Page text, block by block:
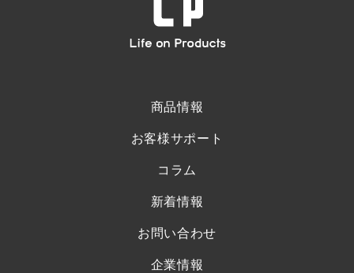
商品情報
お客様サポート
コラム
新着情報
お問い合わせ
企業情報